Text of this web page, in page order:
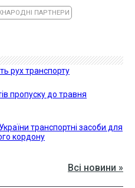
ПАРТНЕРИ
рух транспорту
пропуску до травня
транспортні засоби для
кордону
Всі новини »